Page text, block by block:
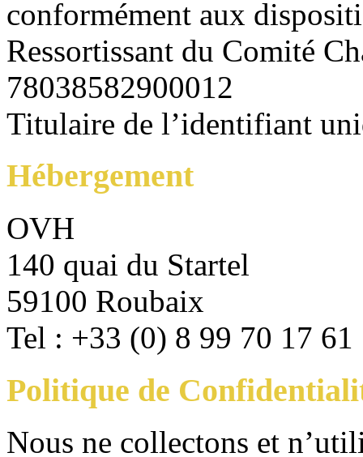
conformément aux
Ressortissant du Comité
78038582900012
Titulaire de l’identifiant
Hébergement
OVH
140 quai du Startel
59100 Roubaix
Tel : +33 (0) 8 99 70 17 61
Politique de
Nous ne collectons et